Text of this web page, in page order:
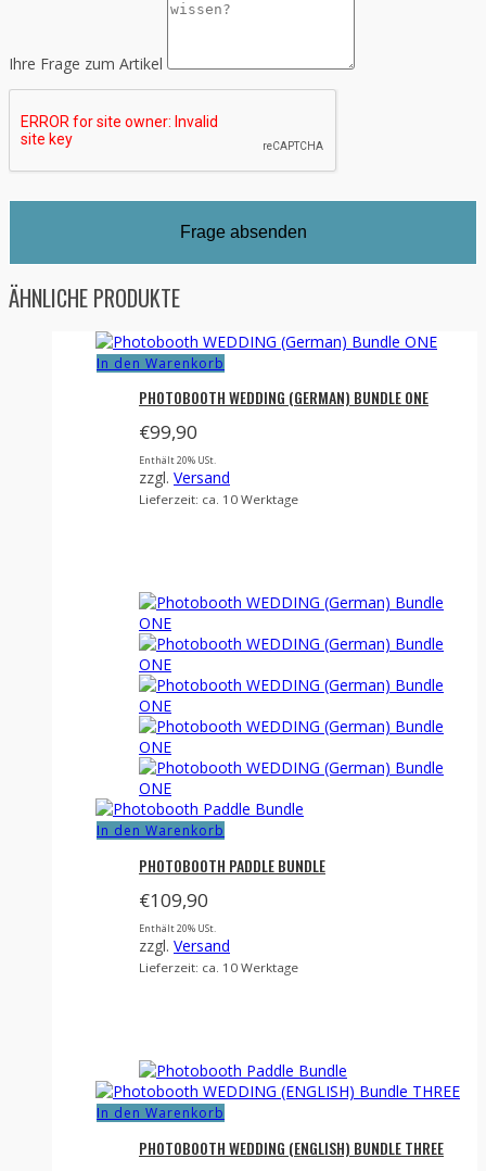
Ihre Frage zum Artikel
ÄHNLICHE PRODUKTE
In den Warenkorb
PHOTOBOOTH WEDDING (GERMAN) BUNDLE ONE
€99,90
Enthält 20% USt.
zzgl. Versand
Lieferzeit: ca. 10 Werktage
In den Warenkorb
PHOTOBOOTH PADDLE BUNDLE
€109,90
Enthält 20% USt.
zzgl. Versand
Lieferzeit: ca. 10 Werktage
In den Warenkorb
PHOTOBOOTH WEDDING (ENGLISH) BUNDLE THREE